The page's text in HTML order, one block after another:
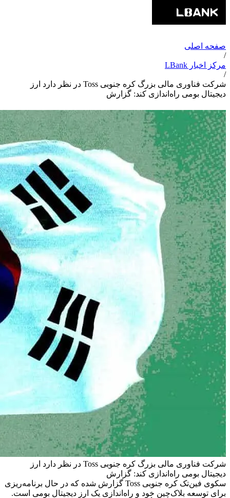
صفحه اصلی
/
مرکز اخبار LBank
/
شرکت فناوری مالی بزرگ کره جنوبی Toss در نظر دارد ارز
دیجیتال بومی راه‌اندازی کند: گزارش
شرکت فناوری مالی بزرگ کره جنوبی Toss در نظر دارد ارز
دیجیتال بومی راه‌اندازی کند: گزارش
سکوی فین‌تک کره جنوبی Toss گزارش شده که در حال برنامه‌ریزی
برای توسعه بلاک‌چین خود و راه‌اندازی یک ارز دیجیتال بومی است.